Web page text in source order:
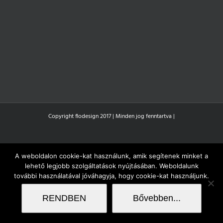
Copyright flodesign 2017 | Minden jog fenntartva |
A weboldalon cookie-kat használunk, amik segítenek minket a
lehető legjobb szolgáltatások nyújtásában. Weboldalunk
további használatával jóváhagyja, hogy cookie-kat használjunk.
RENDBEN Bővebben...